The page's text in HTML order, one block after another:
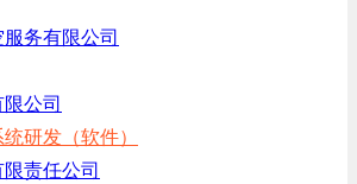
检护士
务有限公司
公司
研发（软件）
责任公司